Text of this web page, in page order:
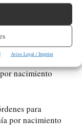
Aviso Legal / Imprint
cáncer de su
los huesos
nacimiento
para
por nacimiento